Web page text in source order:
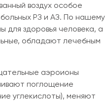
воздух особое
РЗ и АЗ. По нашему
для здоровья человека, а
обладают лечебным
аэроионы
поглощение
углекислоты), меняют